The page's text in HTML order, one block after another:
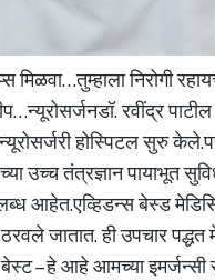
मिळवा…तुम्हाला निरोगी
रवींद्र
न्यूरोसर्जरी होस्पिटल सुरु
उच्च तंत्रज्ञान पायाभूत
आहेत.एव्हिडन्स बेस्ड
जातात. ही उपचार पद्धत
– हे आहे आमच्या